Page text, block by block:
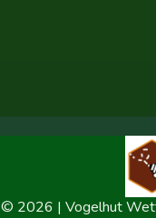
© 2026 | Vogelhut